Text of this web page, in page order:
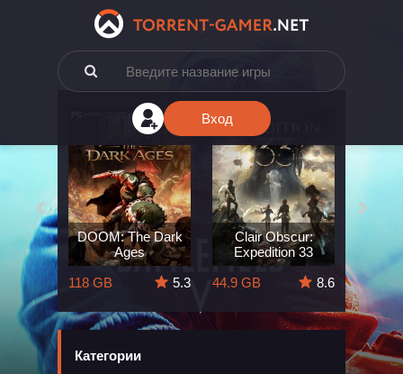
Вход
The
5.7
DOOM: The Dark
Ages
118 GB
5.3
Clair Obscur:
Expedition 33
44.9 GB
8.6
164 GB
Категории